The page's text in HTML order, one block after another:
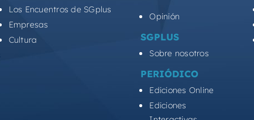
Los Encuentros de SGplus
Empresas
Cultura
Opinión
SGPLUS
Sobre nosotros
PERIÓDICO
Ediciones Online
Ediciones